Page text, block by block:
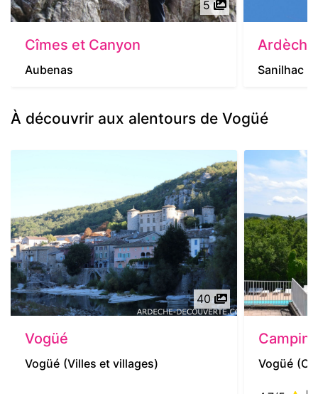
5
Cîmes et Canyon
Aubenas Sanilhac
À découvrir aux alentours de Vogüé
40
Vogüé
Vogüé (Villes et villages) Vogüé